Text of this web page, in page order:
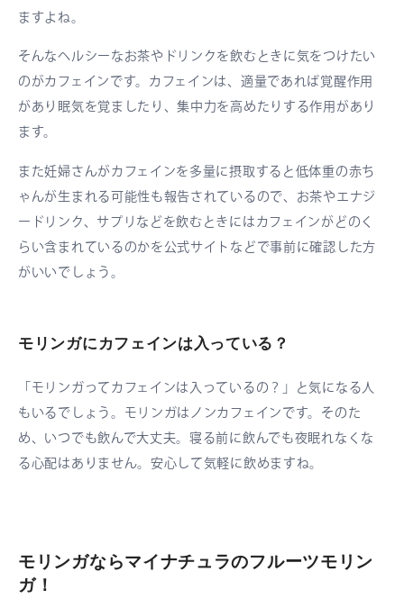
ますよね。
そんなヘルシーなお茶やドリンクを飲むときに気をつけたい
のがカフェインです。カフェインは、適量であれば覚醒作用
があり眠気を覚ましたり、集中力を高めたりする作用があり
ます。
また妊婦さんがカフェインを多量に摂取すると低体重の赤ち
ゃんが生まれる可能性も報告されているので、お茶やエナジ
ードリンク、サプリなどを飲むときにはカフェインがどのく
らい含まれているのかを公式サイトなどで事前に確認した方
がいいでしょう。
モリンガにカフェインは入っている？
「モリンガってカフェインは入っているの？」と気になる人
もいるでしょう。モリンガはノンカフェインです。そのた
め、いつでも飲んで大丈夫。寝る前に飲んでも夜眠れなくな
る心配はありません。安心して気軽に飲めますね。
モリンガならマイナチュラのフルーツモリン
ガ！